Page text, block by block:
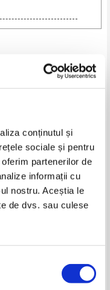
conținutul și
sociale și pentru
partenerilor de
informații cu
nostru. Aceștia le
de dvs. sau culese
-30%
Dane Valasek - Robin